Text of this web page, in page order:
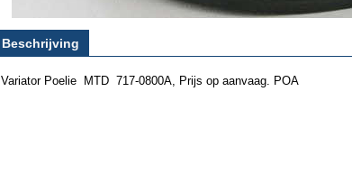
Beschrijving
Variator Poelie MTD 717-0800A, Prijs op aanvaag. POA